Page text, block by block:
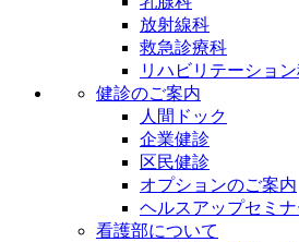
放射線科
救急診療科
リハビリテーショ
健診のご案内
人間ドック
企業健診
区民健診
オプションのご案内
ヘルスアップセミ
看護部について